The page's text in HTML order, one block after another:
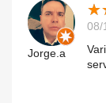
Jorge.a
★
★
08/